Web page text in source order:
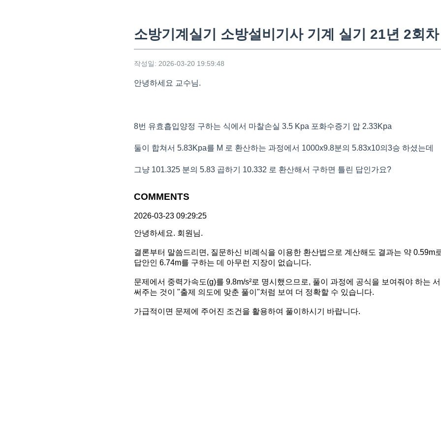
소방기계실기 소방설비기사 기계 실기 21년 2회
작성일: 2026-03-20 19:59:48
안녕하세요 교수님.
8번 유효흡입양정 구하는 식에서 마찰손실 3.5 Kpa 포화수증기 압 2.33Kpa
둘이 합쳐서 5.83Kpa를 M 로 환산하는 과정에서 1000x9.8분의 5.83x10의3승 하셨는데
그냥 101.325 분의 5.83 곱하기 10.332 로 환산해서 구하면 틀린 답인가요?
COMMENTS
2026-03-23 09:29:25
안녕하세요. 회원님.
결론부터 말씀드리면, 질문하신 비례식을 이용한 환산법으로 계산해도 결과는 약 0.59m
답안인 6.74m를 구하는 데 아무런 지장이 없습니다.
문제에서 중력가속도(g)를 9.8m/s²로 명시했으므로, 풀이 과정에 공식을 보여줘야 하는
써주는 것이 "출제 의도에 맞춘 풀이"처럼 보여 더 정확할 수 있습니다.
가급적이면 문제에 주어진 조건을 활용하여 풀이하시기 바랍니다.